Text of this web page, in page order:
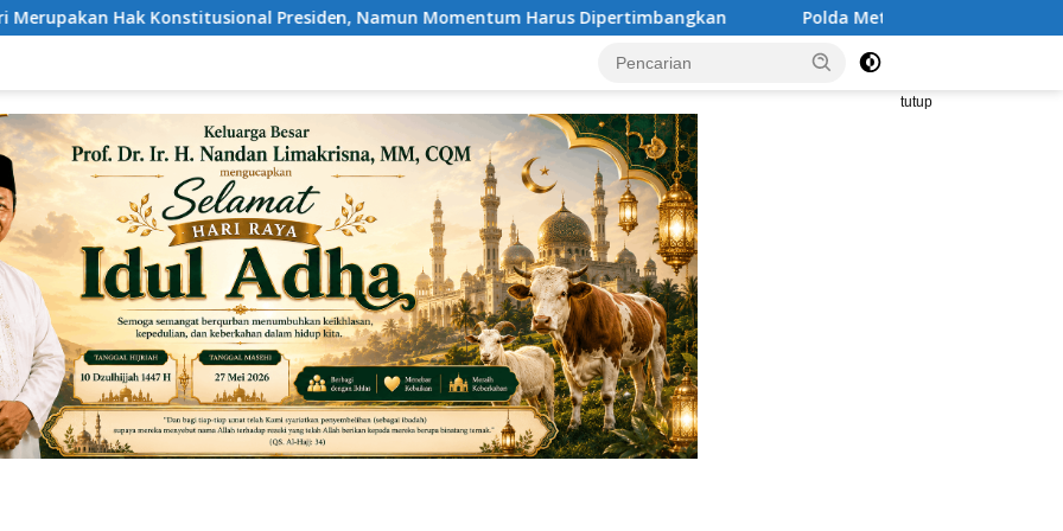
Namun Momentum Harus Dipertimbangkan Polda Metro Jaya Gelar Seminar Hukum Bahas Perluasan Objek
tutup